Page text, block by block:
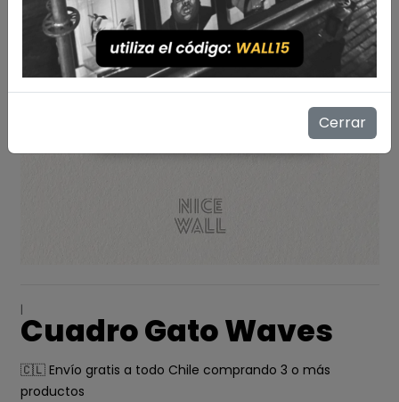
|
Cuadro Gato Waves
🇨🇱 Envío gratis a todo Chile comprando 3 o más
productos
Cerrar